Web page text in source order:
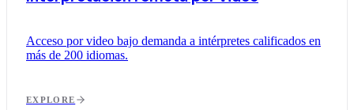
Acceso por video bajo demanda a intérpretes calificados en
más de 200 idiomas.
EXPLORE